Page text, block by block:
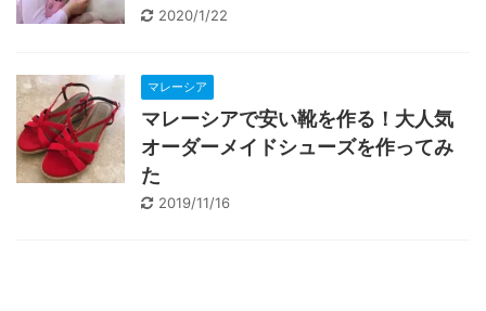
2020/1/22
マレーシア
マレーシアで安い靴を作る！大人気
オーダーメイドシューズを作ってみ
た
2019/11/16